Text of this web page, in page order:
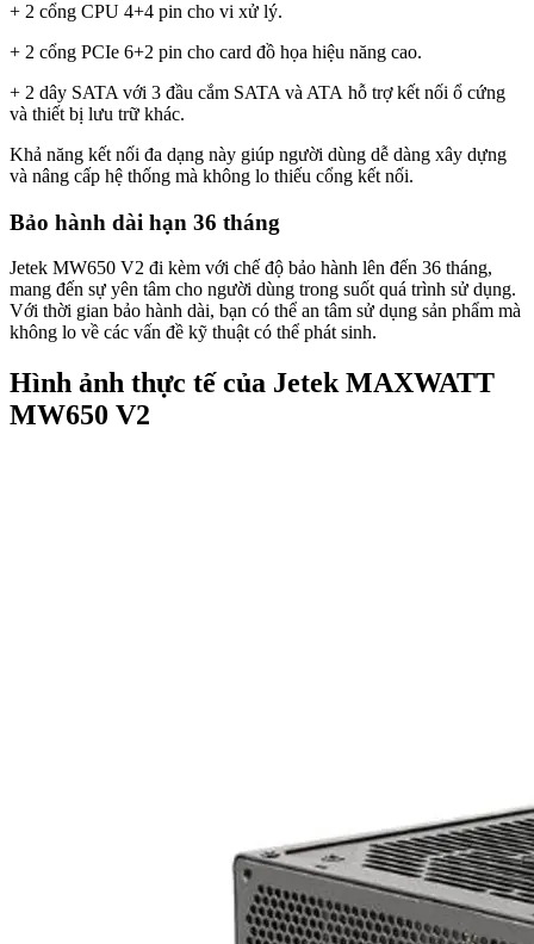
+ 2 cổng CPU 4+4 pin cho vi xử lý.
+ 2 cổng PCIe 6+2 pin cho card đồ họa hiệu năng cao.
+ 2 dây SATA với 3 đầu cắm SATA và ATA hỗ trợ kết nối ổ cứng
và thiết bị lưu trữ khác.
Khả năng kết nối đa dạng này giúp người dùng dễ dàng xây dựng
và nâng cấp hệ thống mà không lo thiếu cổng kết nối.
Bảo hành dài hạn 36 tháng
Jetek MW650 V2 đi kèm với chế độ bảo hành lên đến 36 tháng,
mang đến sự yên tâm cho người dùng trong suốt quá trình sử dụng.
Với thời gian bảo hành dài, bạn có thể an tâm sử dụng sản phẩm mà
không lo về các vấn đề kỹ thuật có thể phát sinh.
Hình ảnh thực tế của Jetek MAXWATT
MW650 V2